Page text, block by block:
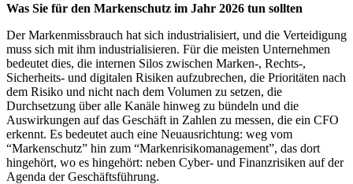
Was Sie für den Markenschutz im Jahr 2026 tun sollten
Der Markenmissbrauch hat sich industrialisiert, und die Verteidigung
muss sich mit ihm industrialisieren. Für die meisten Unternehmen
bedeutet dies, die internen Silos zwischen Marken-, Rechts-,
Sicherheits- und digitalen Risiken aufzubrechen, die Prioritäten nach
dem Risiko und nicht nach dem Volumen zu setzen, die
Durchsetzung über alle Kanäle hinweg zu bündeln und die
Auswirkungen auf das Geschäft in Zahlen zu messen, die ein CFO
erkennt. Es bedeutet auch eine Neuausrichtung: weg vom
“Markenschutz” hin zum “Markenrisikomanagement”, das dort
hingehört, wo es hingehört: neben Cyber- und Finanzrisiken auf der
Agenda der Geschäftsführung.